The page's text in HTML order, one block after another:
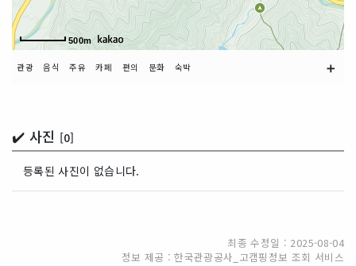
500m
관광 음식 주유 카페 편의 문화 숙박 ➕
✔️ 사진 [0]
등록된 사진이 없습니다.
최종 수정일 : 2025-08-04
정보 제공 : 한국관광공사_고캠핑정보 조회 서비스